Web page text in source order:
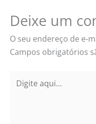
Deixe um
O seu endereço de e-
Campos obrigatórios
aqui...